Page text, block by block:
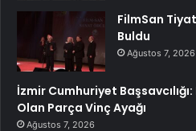
FilmSan
Buldu
Ağustos 7, 2026
İzmir Cumhuriyet Başsavcılığı:
Olan Parça Vinç Ayağı
Ağustos 7, 2026